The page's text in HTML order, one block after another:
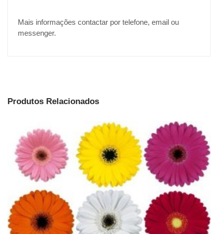
Mais informações contactar por telefone, email ou
messenger.
Produtos Relacionados